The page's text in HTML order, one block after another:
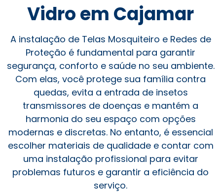
Vidro em Cajamar
A instalação de Telas Mosquiteiro e Redes de
Proteção é fundamental para garantir
segurança, conforto e saúde no seu ambiente.
Com elas, você protege sua família contra
quedas, evita a entrada de insetos
transmissores de doenças e mantém a
harmonia do seu espaço com opções
modernas e discretas. No entanto, é essencial
escolher materiais de qualidade e contar com
uma instalação profissional para evitar
problemas futuros e garantir a eficiência do
serviço.